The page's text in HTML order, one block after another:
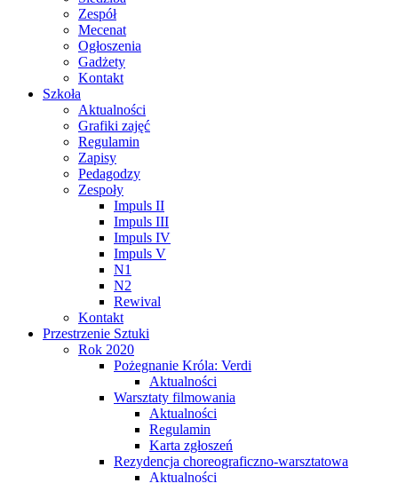
Zespół
Mecenat
Ogłoszenia
Gadżety
Kontakt
Szkoła
Aktualności
Grafiki zajęć
Regulamin
Zapisy
Pedagodzy
Zespoły
Impuls II
Impuls III
Impuls IV
Impuls V
N1
N2
Rewival
Kontakt
Przestrzenie Sztuki
Rok 2020
Pożegnanie Króla: Verdi
Aktualności
Warsztaty filmowania
Aktualności
Regulamin
Karta zgłoszeń
Rezydencja choreograficzno-warsztatowa
Aktualności